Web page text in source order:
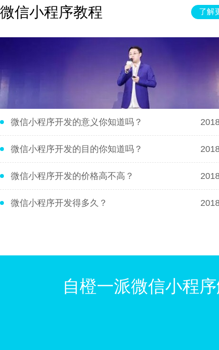
了解
微信小程序教程
微信小程序开发的意义你知道吗？
微信小程序开发的目的你知道吗？
微信小程序开发的价格高不高？
微信小程序开发得多久？
自橙一派微信小程